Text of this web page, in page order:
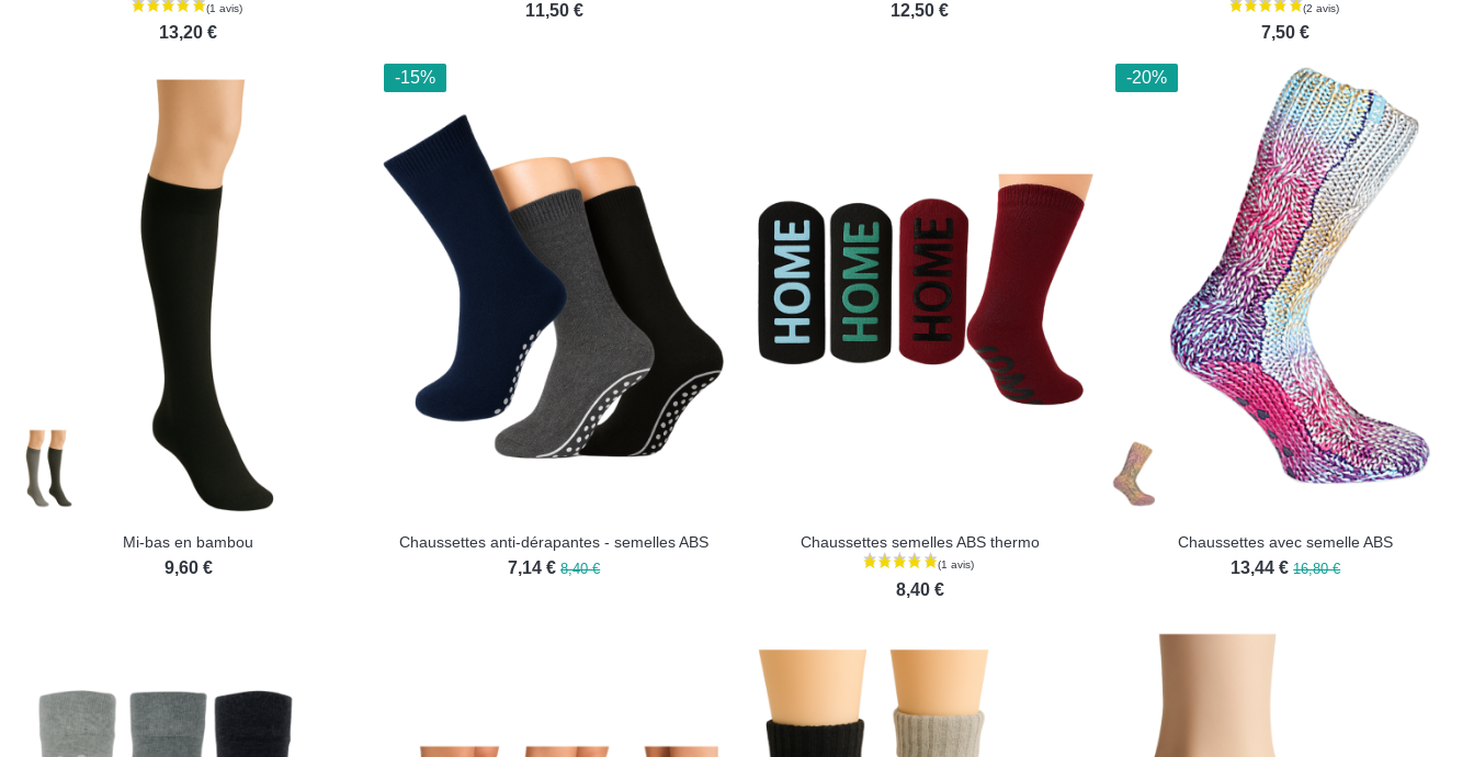
13,20 €
11,50 € 12,50 €
7,50 €
Mi-bas en bambou
9,60 €
-15%
Chaussettes anti-dérapantes - semelles ABS
7,14 €8,40 €
Chaussettes semelles ABS thermo
8,40 €
-20%
Chaussettes avec semelle ABS
13,44 €16,80 €